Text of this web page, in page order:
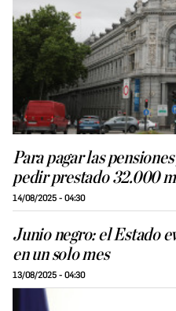
Para pagar las
pedir prestado 32.000
14/08/2025 - 04:30
Junio negro: el Estado
en un solo mes
13/08/2025 - 04:30